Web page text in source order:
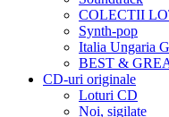
COLECTII
Synth-pop
Italia Ungaria
BEST &
CD-uri originale
Loturi CD
Noi, sigilate